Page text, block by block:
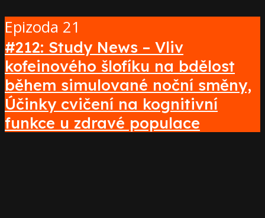
Epizoda 21
#212: Study News – Vliv
kofeinového šlofíku na bdělost
během simulované noční směny,
Účinky cvičení na kognitivní
funkce u zdravé populace